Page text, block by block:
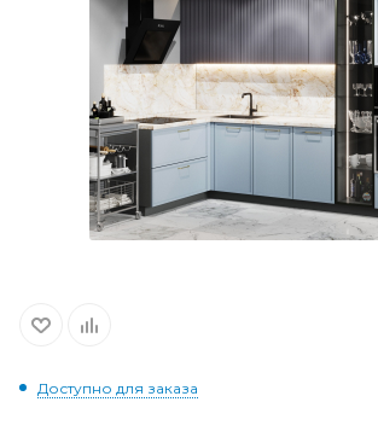
Доступно для заказа